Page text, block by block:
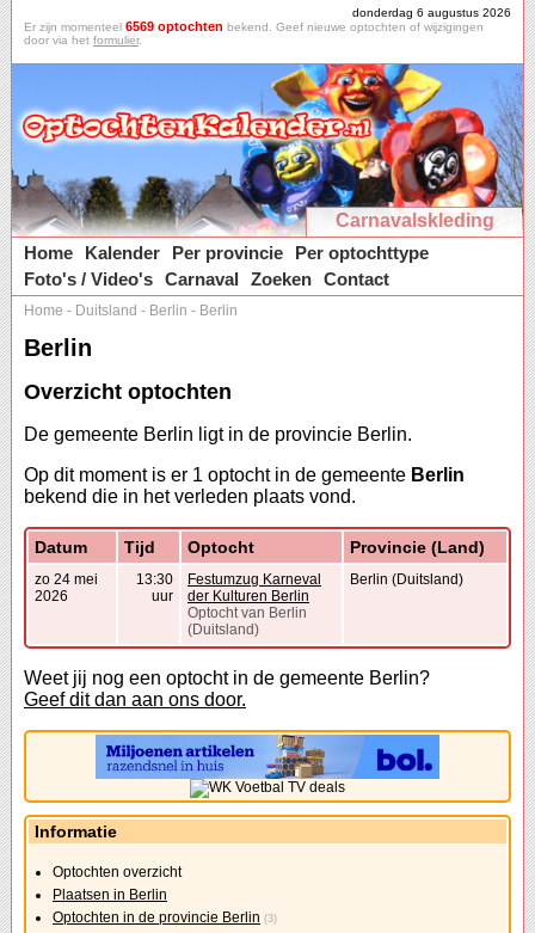
donderdag 6 augustus 2026
Er zijn momenteel 6569 optochten bekend. Geef nieuwe optochten of wijzigingen
door via het formulier.
Carnavalskleding
Home
Kalender Per provincie
Per optochttype
Foto's / Video's Carnaval Zoeken Contact
Home - Duitsland - Berlin - Berlin
Berlin
Overzicht optochten
De gemeente Berlin ligt in de provincie Berlin.
Op dit moment is er 1 optocht in de gemeente Berlin
bekend die in het verleden plaats vond.
Datum Tijd Optocht Provincie (Land)
zo 24 mei
2026
13:30
uur
Festumzug Karneval
der Kulturen Berlin
Optocht van Berlin
(Duitsland)
Berlin (Duitsland)
Weet jij nog een optocht in de gemeente Berlin?
Geef dit dan aan ons door.
Informatie
Optochten overzicht
Plaatsen in Berlin
Optochten in de provincie Berlin (3)